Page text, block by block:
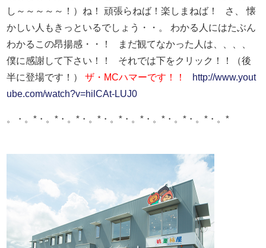
し～～～～～！） ね！ 頑張らねば！楽しまねば！ さ、
懐
かしい人もきっといるでしょう・・。
わかる人にはたぶん
わかるこの昂揚感・・！
まだ観てなかった人は、、、、
僕に感謝して下さい！！
それでは下をクリック！！（後
半に登場です！）
ザ・MCハマーです！！
http://www.yout
ube.com/watch?v=hilCAt-LUJ0
。・。*・。*・。*・。*・。*・。*・。*・。*・。*・。*